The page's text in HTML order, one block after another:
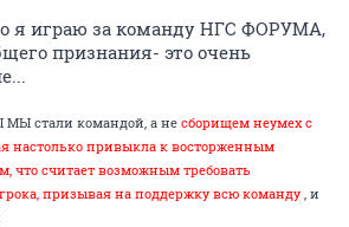
я играю за команду НГС ФОРУМА,
признания- это очень
стали командой, а не сборищем неумех с
настолько привыкла к восторженным
что считает возможным требовать
призывая на поддержку всю команду , и